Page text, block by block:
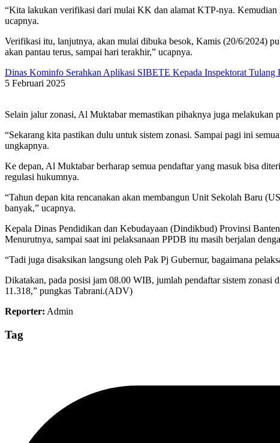
“Kita lakukan verifikasi dari mulai KK dan alamat KTP-nya. Kemudian
ucapnya.
Verifikasi itu, lanjutnya, akan mulai dibuka besok, Kamis (20/6/2024)
akan pantau terus, sampai hari terakhir,” ucapnya.
Dinas Kominfo Serahkan Aplikasi SIBETE Kepada Inspektorat Tulang
5 Februari 2025
Selain jalur zonasi, Al Muktabar memastikan pihaknya juga melakukan
“Sekarang kita pastikan dulu untuk sistem zonasi. Sampai pagi ini
ungkapnya.
Ke depan, Al Muktabar berharap semua pendaftar yang masuk bisa
regulasi hukumnya.
“Tahun depan kita rencanakan akan membangun Unit Sekolah Baru
banyak,” ucapnya.
Kepala Dinas Pendidikan dan Kebudayaan (Dindikbud) Provinsi
Menurutnya, sampai saat ini pelaksanaan PPDB itu masih berjalan
“Tadi juga disaksikan langsung oleh Pak Pj Gubernur, bagaimana
Dikatakan, pada posisi jam 08.00 WIB, jumlah pendaftar sistem zonasi
11.318,” pungkas Tabrani.(ADV)
Reporter: Admin
Tag